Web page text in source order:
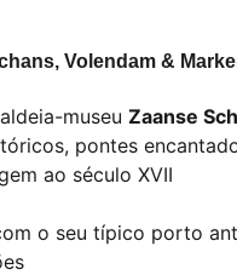
Volendam &
museu Zaanse
pontes
ao século XVII
o seu típico porto